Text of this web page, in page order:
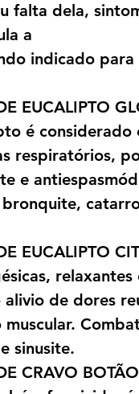
falta dela,
a
indicado para
EUCALIPTO
é considerado
respiratórios,
e
EUCALIPTO
relaxantes
de dores
sinusite.
CRAVO BOTÃO